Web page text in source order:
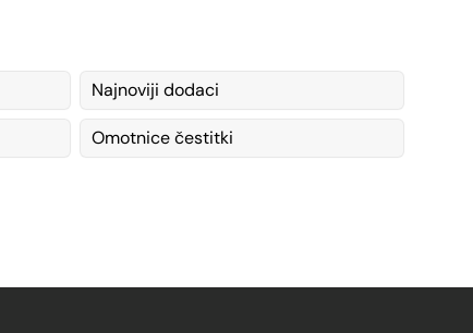
Najnoviji dodaci
Omotnice čestitki